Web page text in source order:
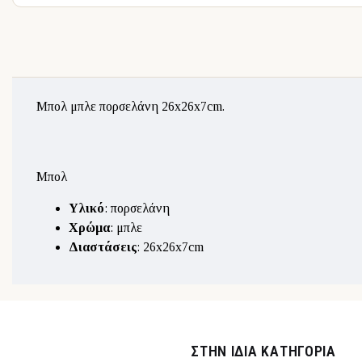
Μπολ μπλε πορσελάνη 26x26x7cm.
Μπολ
Υλικό: πορσελάνη
Χρώμα: μπλε
Διαστάσεις: 26x26x7cm
ΣΤΉΝ ΊΔΙΑ ΚΑΤΗΓΟΡΊΑ